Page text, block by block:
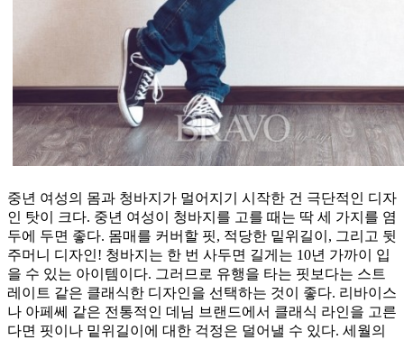
중년 여성의 몸과 청바지가 멀어지기 시작한 건 극단적인 디자
인 탓이 크다. 중년 여성이 청바지를 고를 때는 딱 세 가지를 염
두에 두면 좋다. 몸매를 커버할 핏, 적당한 밑위길이, 그리고 뒷
주머니 디자인! 청바지는 한 번 사두면 길게는 10년 가까이 입
을 수 있는 아이템이다. 그러므로 유행을 타는 핏보다는 스트
레이트 같은 클래식한 디자인을 선택하는 것이 좋다. 리바이스
나 아페쎄 같은 전통적인 데님 브랜드에서 클래식 라인을 고른
다면 핏이나 밑위길이에 대한 걱정은 덜어낼 수 있다. 세월의